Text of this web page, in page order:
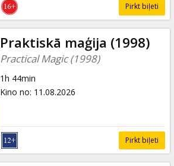
Pirkt biļeti
Praktiskā maģija (1998)
Practical Magic (1998)
1h 44min
Kino no: 11.08.2026
Pirkt biļeti